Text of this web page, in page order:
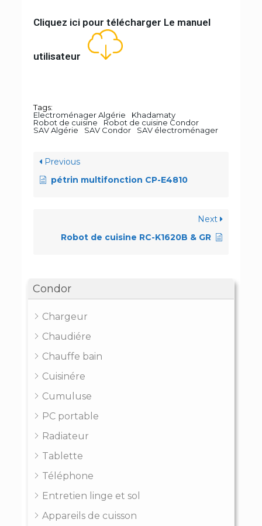
Condor
Chargeur
Chaudiére
Chauffe bain
Cuisinére
Cumuluse
PC portable
Radiateur
Tablette
Téléphone
Entretien linge et sol
Appareils de cuisson
Cliquez ici pour télécharger Le manuel
utilisateur
Tags:
Electroménager Algérie
Khadamaty
Robot de cuisine
Robot de cuisine Condor
SAV Algérie
SAV Condor SAV électroménager
Previous
pétrin multifonction CP-E4810
Next
Robot de cuisine RC-K1620B & GR